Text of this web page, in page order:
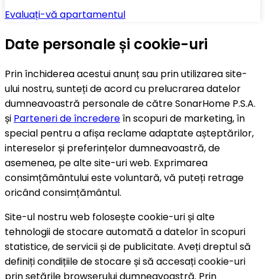
Evaluați-vă apartamentul
Date personale și cookie-uri
Prin închiderea acestui anunț sau prin utilizarea site-
ului nostru, sunteți de acord cu prelucrarea datelor
dumneavoastră personale de către SonarHome P.S.A.
și Parteneri de încredereîn scopuri de marketing, în
special pentru a afișa reclame adaptate așteptărilor,
intereselor și preferințelor dumneavoastră, de
asemenea, pe alte site-uri web. Exprimarea
consimțământului este voluntară, vă puteți retrage
oricând consimțământul.
Site-ul nostru web folosește cookie-uri și alte
tehnologii de stocare automată a datelor în scopuri
statistice, de servicii și de publicitate. Aveți dreptul să
definiți condițiile de stocare și să accesați cookie-uri
prin setările browserului dumneavoastră. Prin